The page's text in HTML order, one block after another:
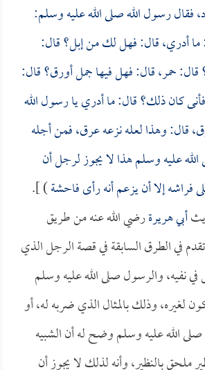
فقال رسول الله صلى الله عليه وسلم:
أدري، قال: فهل لك من إبل؟ قال:
قال: حمر، قال: فهل فيها جمل أورق؟ قال:
كان ذلك؟ قال: ما أدري يا رسول الله
قال: وهذا لعله نزعه عرق، فمن أجله
عليه وسلم هذا لا يجوز لرجل أن
فراشه إلا أن يزعم أنه رأى فاحشة) ].
أبي هريرةرضي الله عنه من طريق
في الطرق السابقة في قصة الرجل الذي
والرسول صلى الله عليه وسلم
لغيره، وذلك بالمثال الذي ضربه له، أو
الله عليه وسلم وضح له أن الشبيه
ملحق بالنظير، وأنه لذلك لا يجوز أن